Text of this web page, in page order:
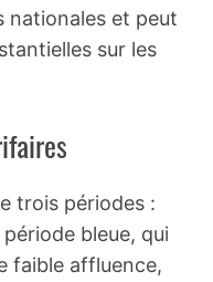
nationales et peut
sur les
trois périodes :
période bleue, qui
faible affluence,